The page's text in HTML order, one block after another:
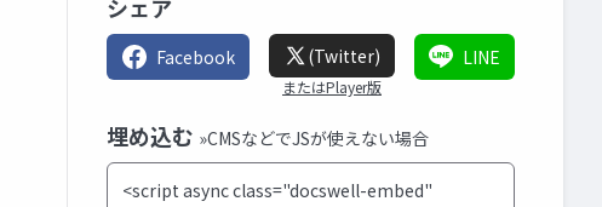
シェア
Facebook (Twitter)
またはPlayer版
LINE
埋め込む »CMSなどでJSが使えない場合